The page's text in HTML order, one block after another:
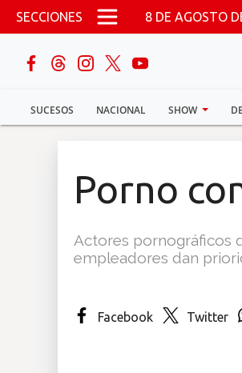
Pasar al contenido principal
SECCIONES 8 DE AGOSTO
SUCESOS NACIONAL SHOW
buscar
Sucesos
Porno
Actores pornográficos
empleadores dan
Facebook Twitter